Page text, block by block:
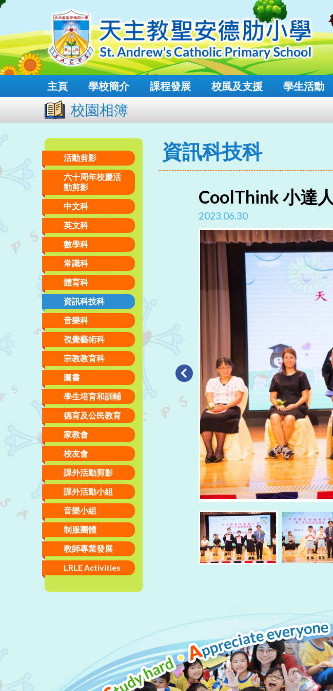
主頁 學校簡介 課程發展 校風及支援 學生活動
校園相簿
活動剪影
六十周年校慶活
動剪影
中文科
英文科
數學科
常識科
體育科
資訊科技科
音樂科
視覺藝術科
宗教教育科
圖書
學生培育和訓輔
德育及公民教育
家教會
校友會
課外活動剪影
課外活動小組
音樂小組
制服團體
教師專業發展
LRLE Activities
資訊科技科
CoolThink 小達人
2023.06.30